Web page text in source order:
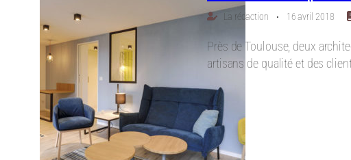
La rédaction ⋅ 16 avril 2018
Près de Toulouse, deux
artisans de qualité et des